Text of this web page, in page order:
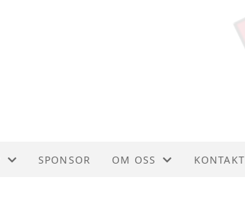
SPONSOR OM OSS KONTAKT